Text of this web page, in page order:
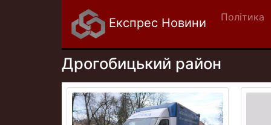
Експрес Новини Політика
Дрогобицький район